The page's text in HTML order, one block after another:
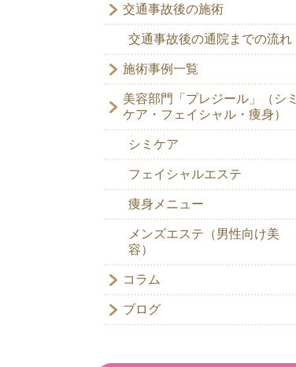
交通事故後の施術
交通事故後の通院までの流れ
施術事例一覧
美容部門「プレジール」（シミ
ケア・フェイシャル・痩身）
シミケア
フェイシャルエステ
痩身メニュー
メンズエステ（男性向け美
容）
コラム
ブログ